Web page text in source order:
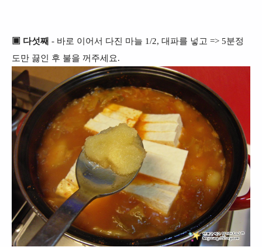
▣ 다섯째 - 바로 이어서 다진 마늘 1/2, 대파를 넣고 => 5분정
도만 끓인 후 불을 꺼주세요.